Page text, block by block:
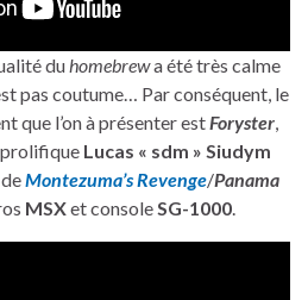
du homebrewa été très calme
pas coutume… Par conséquent, le
que l’on à présenter est Foryster
Lucas « sdm » Siudym
deMontezuma’s Revenge/Panama
MSXet console SG-1000.